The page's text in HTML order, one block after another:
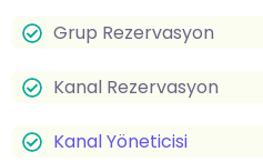
Grup Rezervasyon
Kanal Rezervasyon
Kanal Yöneticisi